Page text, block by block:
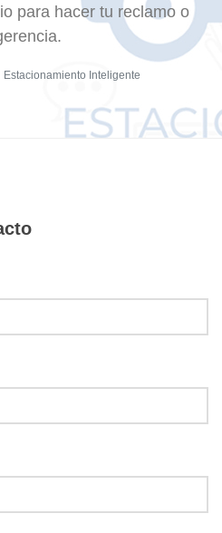
para hacer tu reclamo o
Estacionamiento Inteligente